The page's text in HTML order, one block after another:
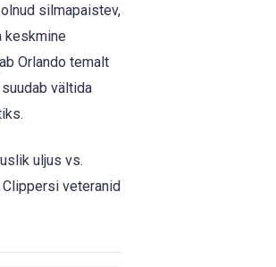
silmapaistev,
keskmine
Orlando temalt
vältida
uljus vs.
veteranid